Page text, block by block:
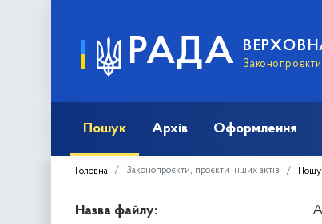
РАДА
Пошук Архів Оформлення
Головна Законопроєкти, проєкти інших актів
Назва файлу: